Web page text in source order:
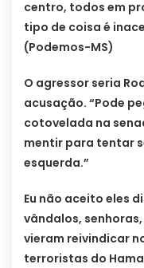
centro, todos em
tipo de coisa é
(Podemos-MS)
O agressor seria
acusação. “Pode
cotovelada na
mentir para tentar
esquerda.”
Eu não aceito eles
vândalos,
vieram reivindicar
terroristas do